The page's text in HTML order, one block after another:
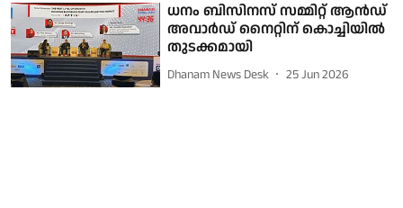
ധനം ബിസിനസ് സമ്മിറ്റ് ആന്‍ഡ്
അവാര്‍ഡ് നൈറ്റിന് കൊച്ചിയില്‍
തുടക്കമായി
Dhanam News Desk 25 Jun 2026